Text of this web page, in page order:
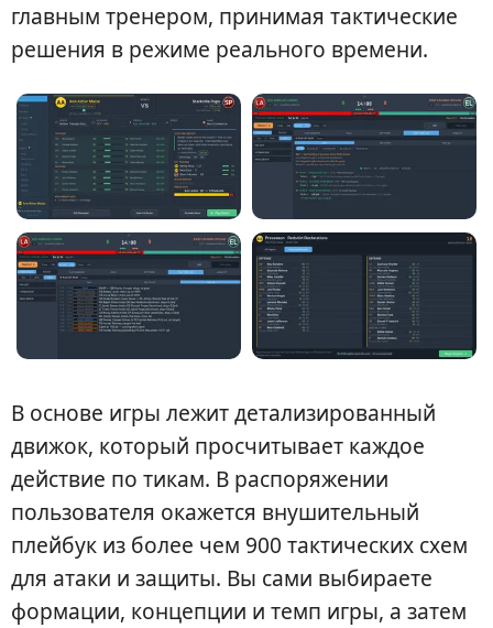
главным тренером, принимая тактические
решения в режиме реального времени.
В основе игры лежит детализированный
движок, который просчитывает каждое
действие по тикам. В распоряжении
пользователя окажется внушительный
плейбук из более чем 900 тактических схем
для атаки и защиты. Вы сами выбираете
формации, концепции и темп игры, а затем